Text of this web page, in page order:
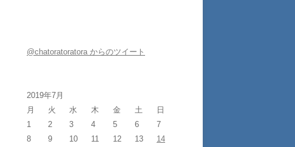
@chatoratoratora からのツイート
2019年7月
月
火 水 木 金 土
日
1
2 3 4 5 6
7
8
9 10 11 12 13
14